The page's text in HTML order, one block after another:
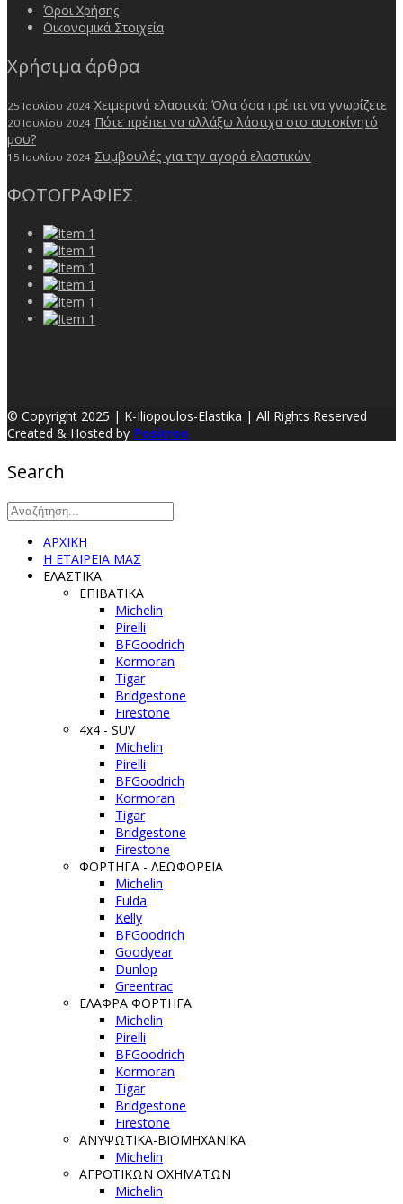
Όροι Χρήσης
Οικονομικά Στοιχεία
Χρήσιμα άρθρα
25 Ιουλίου 2024 Χειμερινά ελαστικά: Όλα όσα πρέπει να γνωρίζετε
20 Ιουλίου 2024 Πότε πρέπει να αλλάξω λάστιχα στο αυτοκίνητό
μου?
15 Ιουλίου 2024 Συμβουλές για την αγορά ελαστικών
ΦΩΤΟΓΡΑΦΙΕΣ
© Copyright 2025 | K-Iliopoulos-Elastika | All Rights Reserved
Created & Hosted by Positron
Search
ΑΡΧΙΚΗ
Η ΕΤΑΙΡΕΙΑ ΜΑΣ
ΕΛΑΣΤΙΚΑ
ΕΠΙΒΑΤΙΚΑ
Michelin
Pirelli
BFGoodrich
Kormoran
Tigar
Bridgestone
Firestone
4x4 - SUV
Michelin
Pirelli
BFGoodrich
Kormoran
Tigar
Bridgestone
Firestone
ΦΟΡΤΗΓΑ - ΛΕΩΦΟΡΕΙΑ
Michelin
Fulda
Kelly
BFGoodrich
Goodyear
Dunlop
Greentrac
ΕΛΑΦΡΑ ΦΟΡΤΗΓΑ
Michelin
Pirelli
BFGoodrich
Kormoran
Tigar
Bridgestone
Firestone
ΑΝΥΨΩΤΙΚΑ-ΒΙΟΜΗΧΑΝΙΚΑ
Michelin
ΑΓΡΟΤΙΚΩΝ ΟΧΗΜΑΤΩΝ
Michelin